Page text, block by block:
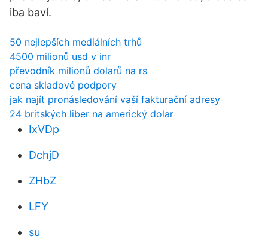
iba baví.
50 nejlepších mediálních trhů
4500 milionů usd v inr
převodník milionů dolarů na rs
cena skladové podpory
jak najít pronásledování vaší fakturační adresy
24 britských liber na americký dolar
IxVDp
DchjD
ZHbZ
LFY
su